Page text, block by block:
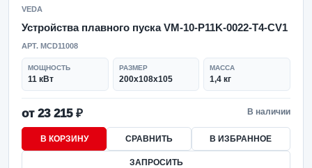
VEDA
Устройства плавного пуска VM-10-P11K-0022-T4-CV1
АРТ. MCD11008
МОЩНОСТЬ
11 кВт
РАЗМЕР
200х108х105
МАССА
1,4 кг
от 23 215 ₽ В наличии
В КОРЗИНУ СРАВНИТЬ В ИЗБРАННОЕ
ЗАПРОСИТЬ